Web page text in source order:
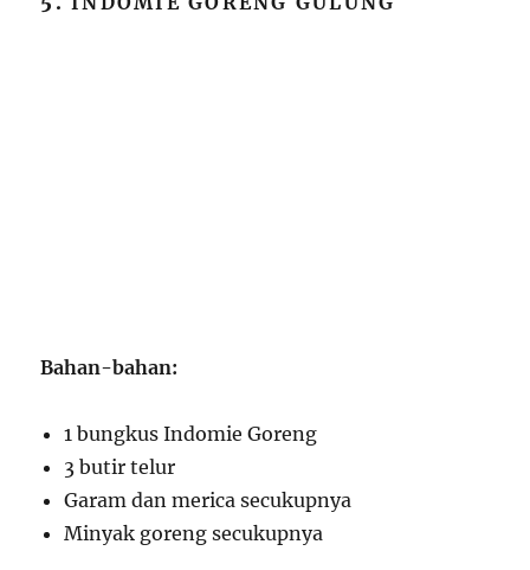
Bahan-bahan:
1 bungkus Indomie Goreng
3 butir telur
Garam dan merica secukupnya
Minyak goreng secukupnya